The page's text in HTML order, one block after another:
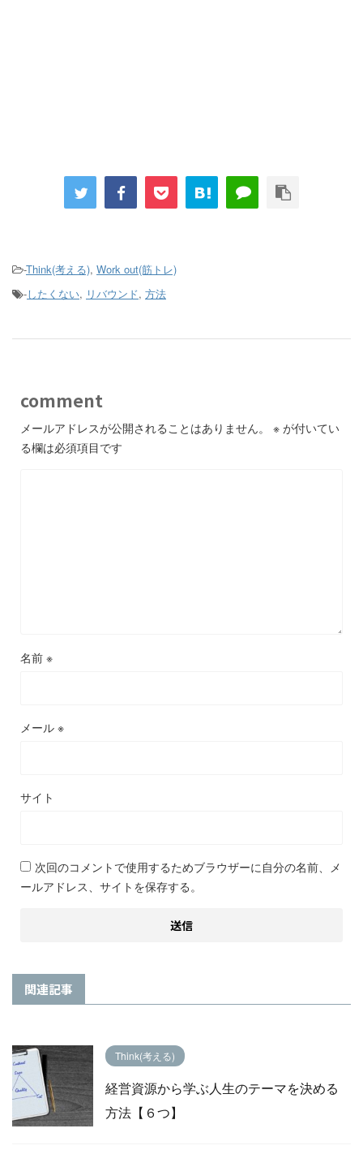
-Think(考える), Work out(筋トレ)
-したくない, リバウンド, 方法
comment
メールアドレスが公開されることはありません。 ※ が付いてい
る欄は必須項目です
名前 ※
メール ※
サイト
次回のコメントで使用するためブラウザーに自分の名前、メ
ールアドレス、サイトを保存する。
関連記事
Think(考える)
経営資源から学ぶ人生のテーマを決める
方法【６つ】